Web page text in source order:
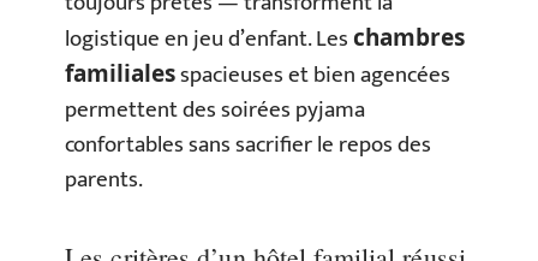
logistique en jeu d’enfant. Leschambres
familialesspacieuses et bien agencées
permettent des soirées pyjama
confortables sans sacrifier le repos des
parents.